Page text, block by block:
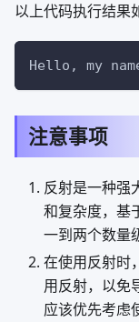
以上代码执行结果
Hello, my
注意事项
反射是一种强
和复杂度，基
一到两个数量
在使用反射时
用反射，以免
应该优先考虑